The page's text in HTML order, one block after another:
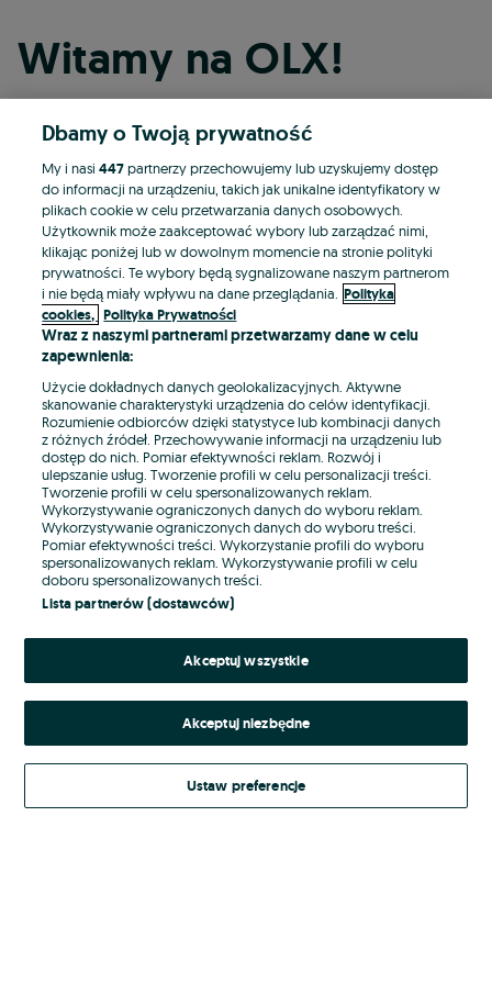
Witamy na OLX!
Kontynuuj przez Facebooka
Kontynuuj przez konto Apple
Kontynuuj przez konto Google
LUB
E-mail
Hasło
Nie pamiętasz hasła?
Zaloguj się
Kontynuując za pośrednictwem jednego z dostawców wskazanych powyżej,
Regulamin serwisuOLX.pl w jego aktualnym brzmieniu.
Dbamy o Twoją prywatność
My i nasi447partnerzy przechowujemy lub uzyskujemy dostęp
do informacji na urządzeniu, takich jak unikalne identyfikatory w
plikach cookie w celu przetwarzania danych osobowych.
Użytkownik może zaakceptować wybory lub zarządzać nimi,
klikając poniżej lub w dowolnym momencie na stronie polityki
prywatności. Te wybory będą sygnalizowane naszym partnerom
i nie będą miały wpływu na dane przeglądania. Polityka
cookies, Polityka Prywatności
Wraz z naszymi partnerami przetwarzamy dane w celu
zapewnienia:
Użycie dokładnych danych geolokalizacyjnych. Aktywne
skanowanie charakterystyki urządzenia do celów identyfikacji.
Rozumienie odbiorców dzięki statystyce lub kombinacji danych
z różnych źródeł. Przechowywanie informacji na urządzeniu lub
dostęp do nich. Pomiar efektywności reklam. Rozwój i
ulepszanie usług. Tworzenie profili w celu personalizacji treści.
Tworzenie profili w celu spersonalizowanych reklam.
Wykorzystywanie ograniczonych danych do wyboru reklam.
Wykorzystywanie ograniczonych danych do wyboru treści.
Pomiar efektywności treści. Wykorzystanie profili do wyboru
spersonalizowanych reklam. Wykorzystywanie profili w celu
doboru spersonalizowanych treści.
Lista partnerów (dostawców)
Akceptuj wszystkie
Akceptuj niezbędne
Ustaw preferencje